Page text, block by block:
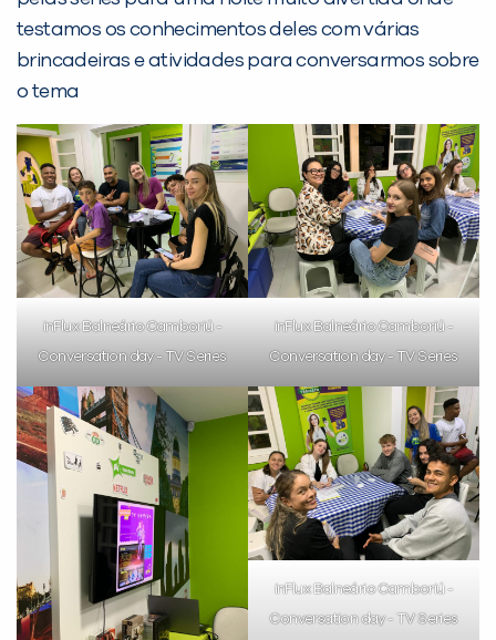
testamos os conhecimentos deles com várias
brincadeiras e atividades para conversarmos sobre
o tema
inFlux Balneário Camboriú -
Conversation day - TV Series
inFlux Balneário Camboriú -
Conversation day - TV Series
inFlux Balneário Camboriú -
Conversation day - TV Series
Desculpe!
Não encontramos nenhuma unidade
você digitou.
Preencha com seus dados abaixo e
já vamos te colocar em contato
com a: